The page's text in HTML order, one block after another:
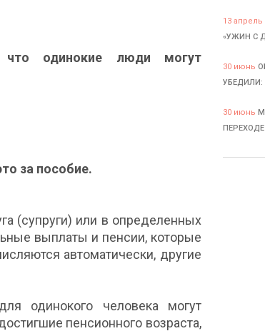
одинокие люди могут
за пособие.
(супруги) или в определенных
выплаты и пенсии, которые
автоматически, другие
одинокого человека могут
пенсионного возраста,
13 апрель
«УЖИН С
30 июнь
30 июнь
ПЕРЕХОДЕ